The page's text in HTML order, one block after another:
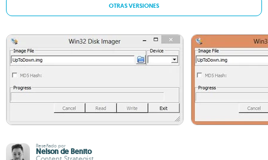
OTRAS VERSIONES
Reseñado por
Nelson de Benito